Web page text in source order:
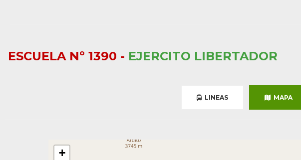
ESCUELA Nº 1390 - EJERCITO LIBERTADOR
LINEAS MAPA
+